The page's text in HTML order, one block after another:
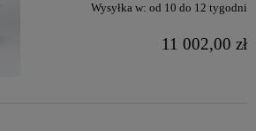
Wysyłka w: od 10 do 12 tygodni
11 002,00 zł